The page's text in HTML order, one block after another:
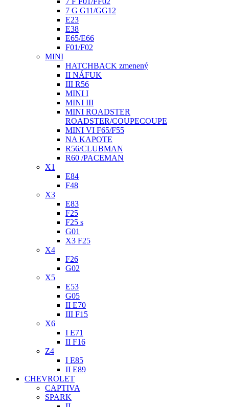
7 G G11/GG12
E23
E38
E65/E66
F01/F02
MINI
HATCHBACK zmenený
II NÁFUK
III R56
MINI I
MINI III
MINI ROADSTER
ROADSTER/COUPECOUPE
MINI VI F65/F55
NA KAPOTE
R56/CLUBMAN
R60 /PACEMAN
X1
E84
F48
X3
E83
F25
F25 s
G01
X3 F25
X4
F26
G02
X5
E53
G05
II E70
III F15
X6
I E71
II F16
Z4
I E85
II E89
CHEVROLET
CAPTIVA
SPARK